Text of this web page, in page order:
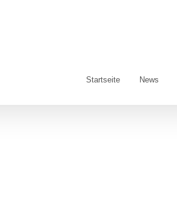
Startseite News